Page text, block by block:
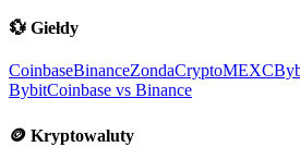
💱 Giełdy
CoinbaseBinanceZondaCryptoMEXC
BybitCoinbase vs Binance
🪙 Kryptowaluty